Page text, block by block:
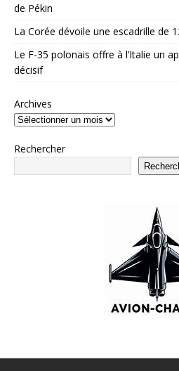
de Pékin
La Corée dévoile une escadrille de
Le F-35 polonais offre à l’Italie un
décisif
Archives
Rechercher